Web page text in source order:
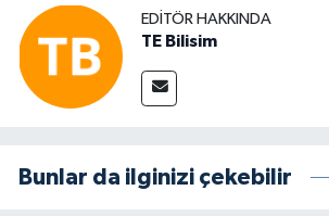
EDITÖR HAKKINDA
TE Bilisim
Bunlar da ilginizi çekebilir